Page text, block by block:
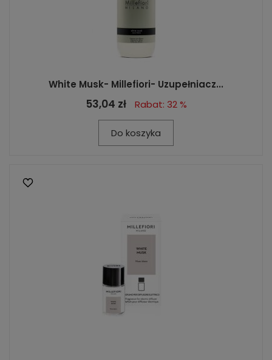
White Musk- Millefiori- Uzupełniacz...
53,04 zł Rabat: 32 %
Do koszyka